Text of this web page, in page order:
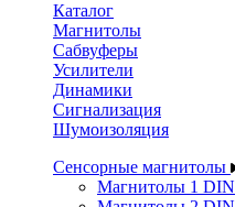
Каталог
Магнитолы
Сабвуферы
Усилители
Динамики
Сигнализация
Шумоизоляция
Сенсорные магнитолы
Магнитолы 1 DIN